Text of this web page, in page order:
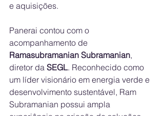
e aquisições.
Panerai contou com o
acompanhamento de
Ramasubramanian Subramanian,
diretor da SEGL. Reconhecido como
um líder visionário em energia verde e
desenvolvimento sustentável, Ram
Subramanian possui ampla